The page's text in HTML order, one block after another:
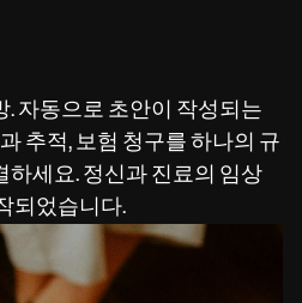
for free
a demo
로그인
. 자동으로 초안이 작성되는
추적, 보험 청구를 하나의 규
하세요. 정신과 진료의 임상
되었습니다.